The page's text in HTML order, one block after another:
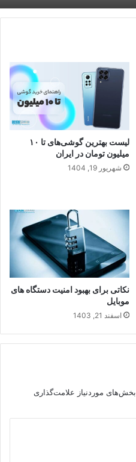
لیست بهترین گوشی‌های تا ۱۰
میلیون تومان در ایران
شهریور 19, 1404
نکاتی برای بهبود امنیت دستگاه های
موبایل
اسفند 21, 1403
بخش‌های موردنیاز علامت‌گذاری